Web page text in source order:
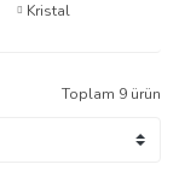
Kristal
Toplam 9 ürün